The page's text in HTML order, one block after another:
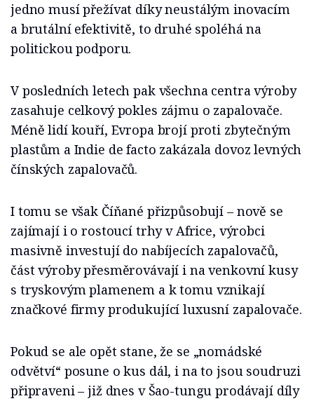
jedno musí přežívat díky neustálým inovacím
a brutální efektivitě, to druhé spoléhá na
politickou podporu.
V posledních letech pak všechna centra výroby
zasahuje celkový pokles zájmu o zapalovače.
Méně lidí kouří, Evropa brojí proti zbytečným
plastům a Indie de facto zakázala dovoz levných
čínských zapalovačů.
I tomu se však Číňané přizpůsobují – nově se
zajímají i o rostoucí trhy v Africe, výrobci
masivně investují do nabíjecích zapalovačů,
část výroby přesměrovávají i na venkovní kusy
s tryskovým plamenem a k tomu vznikají
značkové firmy produkující luxusní zapalovače.
Pokud se ale opět stane, že se „nomádské
odvětví“ posune o kus dál, i na to jsou soudruzi
připraveni – již dnes v Šao-tungu prodávají díly